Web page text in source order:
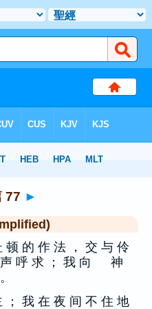
77 ►
顿 的 作 法 ， 交 与 伶
呼 求 ； 我 向 神
； 我 在 夜 间 不 住 地